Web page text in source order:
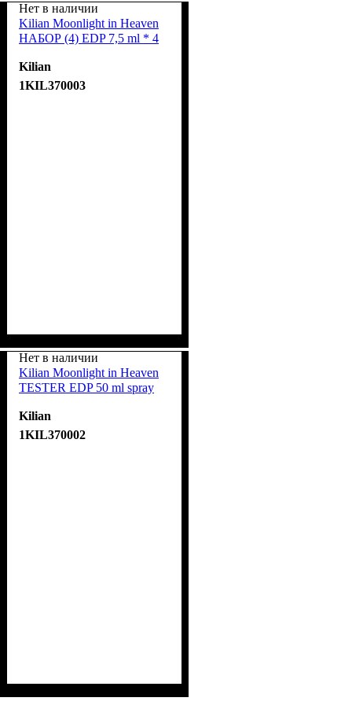
Нет в наличии
Kilian Moonlight in Heaven
НАБОР (4) EDP 7,5 ml * 4
Kilian
1KIL370003
Нет в наличии
Kilian Moonlight in Heaven
TESTER EDP 50 ml spray
Kilian
1KIL370002